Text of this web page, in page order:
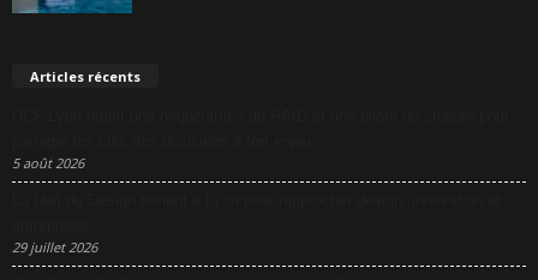
Articles récents
5 août 2026
29 juillet 2026